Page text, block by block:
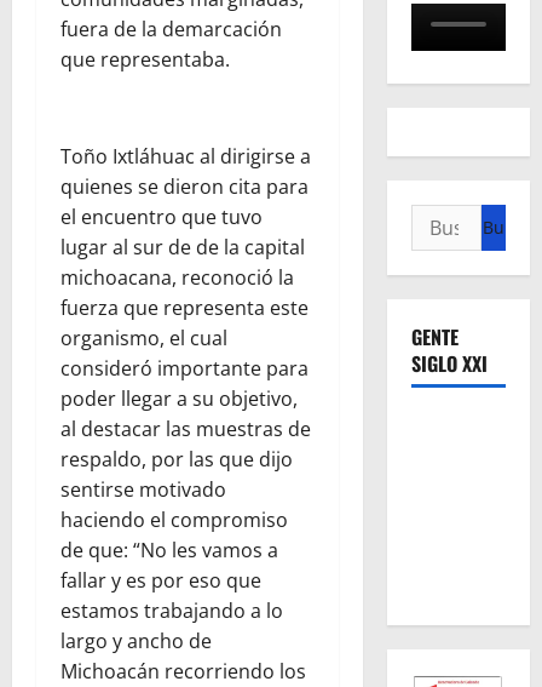
fuera de la demarcación
que representaba.
Toño Ixtláhuac al dirigirse a
quienes se dieron cita para
el encuentro que tuvo
lugar al sur de de la capital
michoacana, reconoció la
fuerza que representa este
organismo, el cual
consideró importante para
poder llegar a su objetivo,
al destacar las muestras de
respaldo, por las que dijo
sentirse motivado
haciendo el compromiso
de que: “No les vamos a
fallar y es por eso que
estamos trabajando a lo
largo y ancho de
Michoacán recorriendo los
Buscar:
GENTE
SIGLO XXI